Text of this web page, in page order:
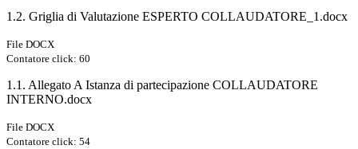
1.2. Griglia di Valutazione ESPERTO COLLAUDATORE_1.docx
File DOCX
Contatore click: 60
1.1. Allegato A Istanza di partecipazione COLLAUDATORE
INTERNO.docx
File DOCX
Contatore click: 54